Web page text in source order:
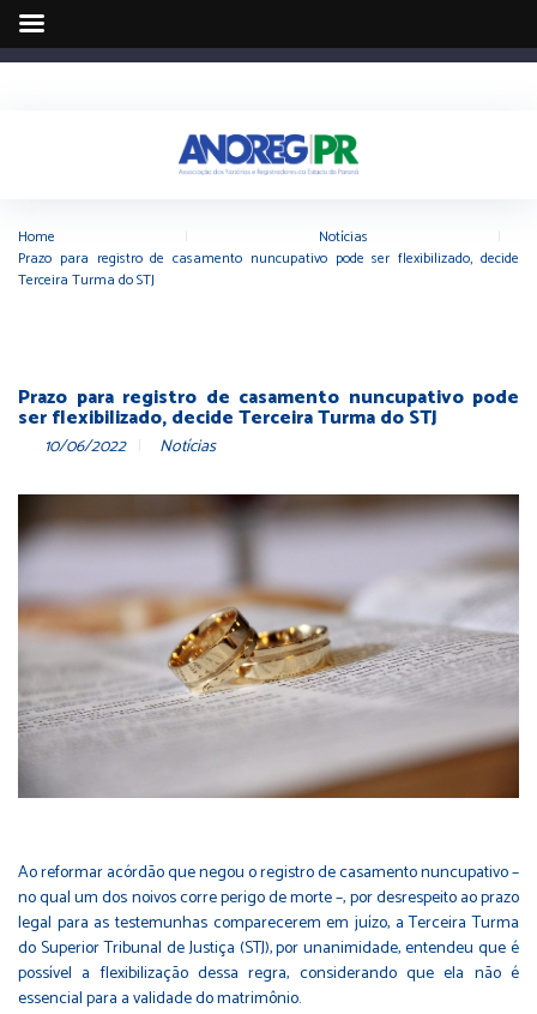
Home Notícias
Prazo para registro de casamento nuncupativo pode ser flexibilizado, decide
Terceira Turma do STJ
Prazo para registro de casamento nuncupativo pode
ser flexibilizado, decide Terceira Turma do STJ
10/06/2022 Notícias
Ao reformar acórdão que negou o registro de casamento nuncupativo –
no qual um dos noivos corre perigo de morte –, por desrespeito ao prazo
legal para as testemunhas comparecerem em juízo, a Terceira Turma
do Superior Tribunal de Justiça (STJ), por unanimidade, entendeu que é
possível a flexibilização dessa regra, considerando que ela não é
essencial para a validade do matrimônio.